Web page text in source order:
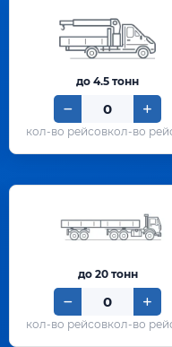
до 4.5 тонн
кол-во
до 20 тонн
кол-во